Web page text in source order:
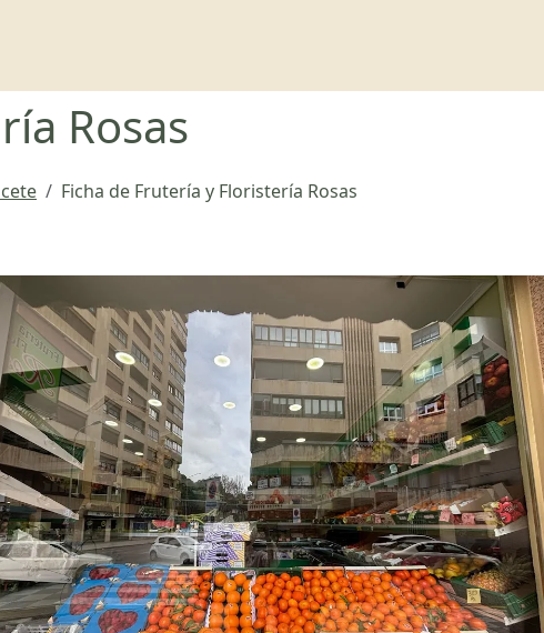
Rosas
Ficha de Frutería y Floristería Rosas